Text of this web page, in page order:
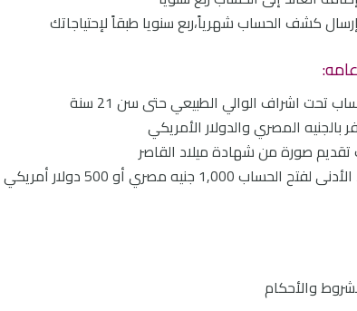
كشف الحساب شهرياً،ربع سنويا طبقاً لإحتياجاتك
تحت اشراف الوالي الطبيعي حتى سن 21 سنة
بالجنيه المصري والدولار الأمريكي
صورة من شهادة ميلاد القاصر
لفتح الحساب 1,000 جنيه مصري أو 500 دولار أمريكي
والأحكام